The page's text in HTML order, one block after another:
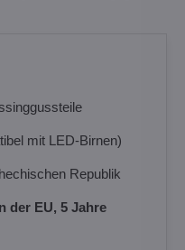
mit LED-Birnen)
Republik
der EU, 5 Jahre